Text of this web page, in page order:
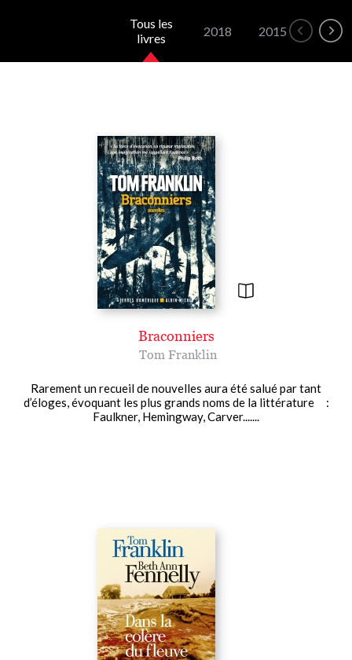
Tous les
livres
2018 2015 2012
Braconniers
Tom Franklin
Rarement un recueil de nouvelles aura été salué par tant
d’éloges, évoquant les plus grands noms de la littérature :
Faulkner, Hemingway, Carver.......